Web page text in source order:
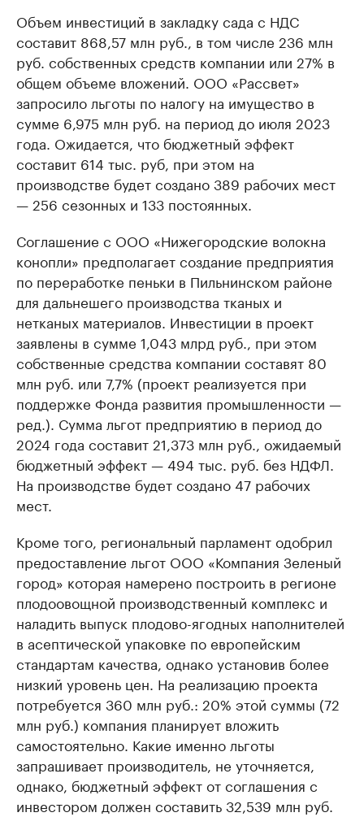
Объем инвестиций в закладку сада с НДС
составит 868,57 млн руб., в том числе 236 млн
руб. собственных средств компании или 27% в
общем объеме вложений. ООО «Рассвет»
запросило льготы по налогу на имущество в
сумме 6,975 млн руб. на период до июля 2023
года. Ожидается, что бюджетный эффект
составит 614 тыс. руб, при этом на
производстве будет создано 389 рабочих мест
— 256 сезонных и 133 постоянных.
Соглашение с ООО «Нижегородские волокна
конопли» предполагает создание предприятия
по переработке пеньки в Пильнинском районе
для дальнешего производства тканых и
нетканых материалов. Инвестиции в проект
заявлены в сумме 1,043 млрд руб., при этом
собственные средства компании составят 80
млн руб. или 7,7% (проект реализуется при
поддержке Фонда развития промышленности —
ред.). Сумма льгот предприятию в период до
2024 года составит 21,373 млн руб., ожидаемый
бюджетный эффект — 494 тыс. руб. без НДФЛ.
На производстве будет создано 47 рабочих
мест.
Кроме того, региональный парламент одобрил
предоставление льгот ООО «Компания Зеленый
город» которая намерено построить в регионе
плодоовощной производственный комплекс и
наладить выпуск плодово-ягодных наполнителей
в асептической упаковке по европейским
стандартам качества, однако установив более
низкий уровень цен. На реализацию проекта
потребуется 360 млн руб.: 20% этой суммы (72
млн руб.) компания планирует вложить
самостоятельно. Какие именно льготы
запрашивает производитель, не уточняется,
однако, бюджетный эффект от соглашения с
инвестором должен составить 32,539 млн руб.